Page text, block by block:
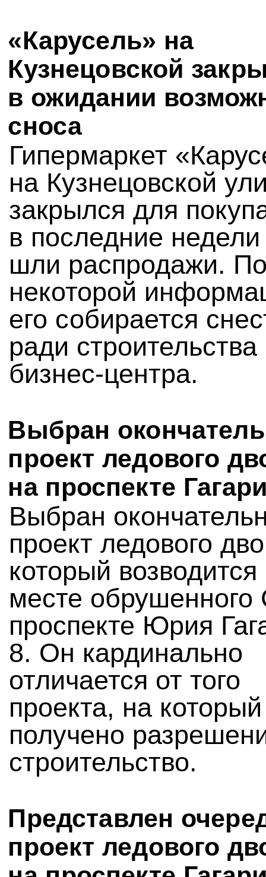
«Карусель» на
Кузнецовской
в ожидании
сноса
Гипермаркет
на Кузнецовской
закрылся для
в последние
шли распродажи.
некоторой
его собирается
ради строительства
бизнес-центра.
Выбран
проект ледового
на проспекте
Выбран
проект ледового
который возводится
месте
проспекте Юрия
8. Он кардинально
отличается от того
проекта, на который
получено
строительство.
Представлен
проект ледового